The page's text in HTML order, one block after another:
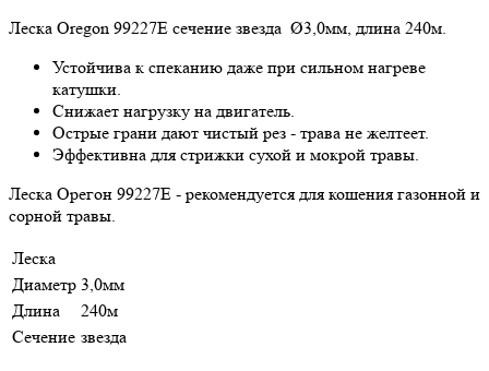
Леска Oregon 99227E сечение звезда Ø3,0мм, длина 240м.
Устойчива к спеканию даже при сильном нагреве
катушки.
Снижает нагрузку на двигатель.
Острые грани дают чистый рез - трава не желтеет.
Эффективна для стрижки сухой и мокрой травы.
Леска Орегон 99227E - рекомендуется для кошения газонной и
сорной травы.
Леска
Диаметр 3,0мм
Длина
240м
Сечение звезда